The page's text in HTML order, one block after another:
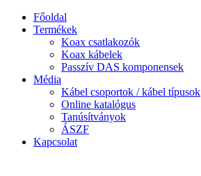
Ugrás
tartalomhoz
Főoldal
Termékek
Koax csatlakozók
Koax kábelek
Passzív DAS komponensek
Média
Kábel csoportok / kábel típusok
Online katalógus
Tanúsítványok
ÁSZF
Kapcsolat